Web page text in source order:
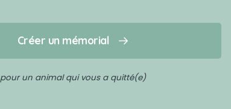
Créer un mémorial
pour un animal qui vous a quitté(e)